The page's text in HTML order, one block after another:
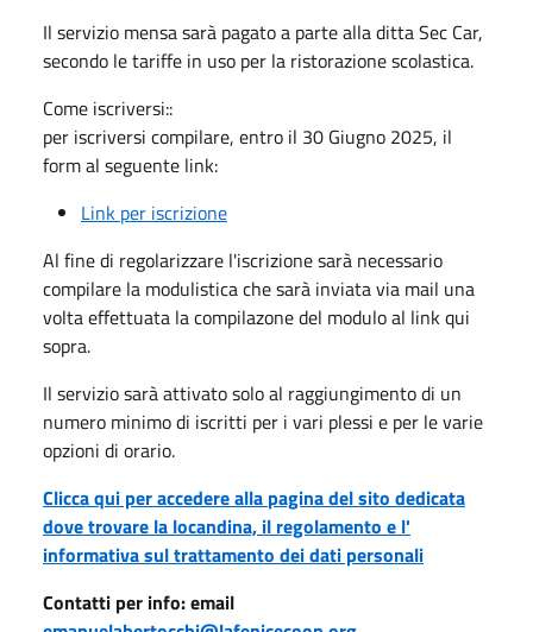
Il servizio mensa sarà pagato a parte alla ditta Sec Car,
secondo le tariffe in uso per la ristorazione scolastica.
Come iscriversi::
per iscriversi compilare, entro il 30 Giugno 2025, il
form al seguente link:
Link per iscrizione
Al fine di regolarizzare l'iscrizione sarà necessario
compilare la modulistica che sarà inviata via mail una
volta effettuata la compilazone del modulo al link qui
sopra.
Il servizio sarà attivato solo al raggiungimento di un
numero minimo di iscritti per i vari plessi e per le varie
opzioni di orario.
Clicca qui per accederealla pagina del sito dedicata
dove trovare la locandina, il regolamento e l'
informativa sul trattamento dei dati personali
Contatti per info:email